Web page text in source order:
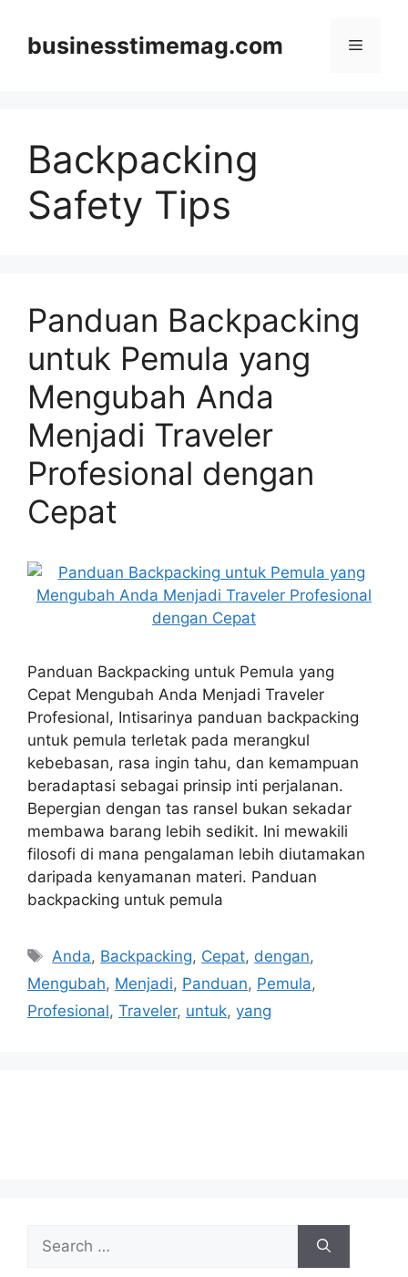
contentbusinesstimemag.com Menu
Backpacking
Safety Tips
Panduan Backpacking
untuk Pemula yang
Mengubah Anda
Menjadi Traveler
Profesional dengan
Cepat
Panduan Backpacking untuk Pemula yang
Cepat Mengubah Anda Menjadi Traveler
Profesional, Intisarinya panduan backpacking
untuk pemula terletak pada merangkul
kebebasan, rasa ingin tahu, dan kemampuan
beradaptasi sebagai prinsip inti perjalanan.
Bepergian dengan tas ransel bukan sekadar
membawa barang lebih sedikit. Ini mewakili
filosofi di mana pengalaman lebih diutamakan
daripada kenyamanan materi. Panduan
backpacking untuk pemula
Tags
Anda, Backpacking, Cepat, dengan,
Mengubah, Menjadi, Panduan, Pemula,
Profesional, Traveler, untuk, yang
Search
for: